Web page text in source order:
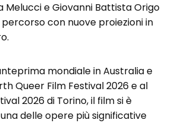
Melucci e Giovanni Battista Origo
con nuove proiezioni in
mondiale in Australia e
Queer Film Festival 2026 e al
2026 di Torino, il film si è
delle opere più significative